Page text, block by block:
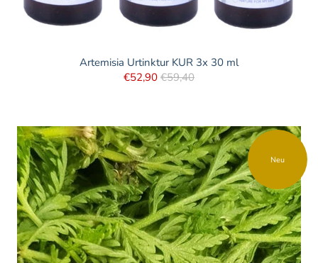
Artemisia Urtinktur KUR 3x 30 ml
€52,90 €59,40
Neu